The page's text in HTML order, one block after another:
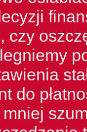
czy
do